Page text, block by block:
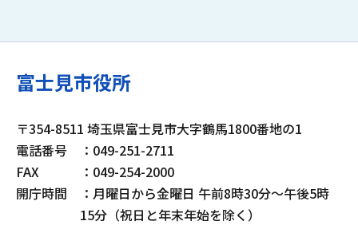
富士見市役所
〒354-8511 埼玉県富士見市大字鶴馬1800番地の1
電話番号
：049-251-2711
FAX
：049-254-2000
開庁時間
：月曜日から金曜日 午前8時30分～午後5時
15分（祝日と年末年始を除く）